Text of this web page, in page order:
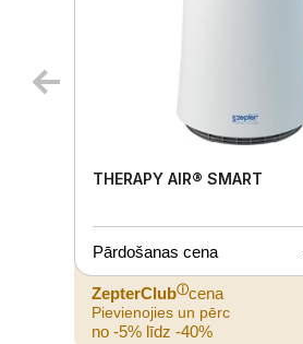
THERAPY AIR® SMART
Pārdošanas cena
ZepterClubⓘcena
Pievienojies un pērc
no -5% līdz -40%